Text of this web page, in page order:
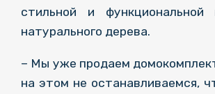
стильной и
натурального дерева.
– Мы уже продаем
на этом не останавливаемся,